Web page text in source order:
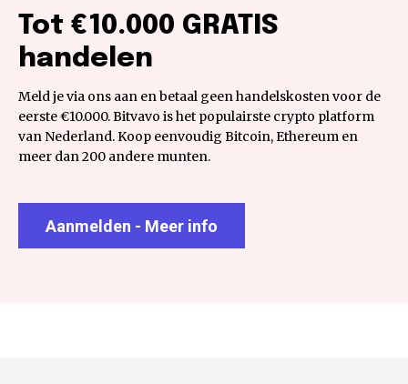
Tot €10.000 GRATIS
handelen
Meld je via ons aan en betaal geen handelskosten voor de
eerste €10.000. Bitvavo is het populairste crypto platform
van Nederland. Koop eenvoudig Bitcoin, Ethereum en
meer dan 200 andere munten.
Aanmelden - Meer info